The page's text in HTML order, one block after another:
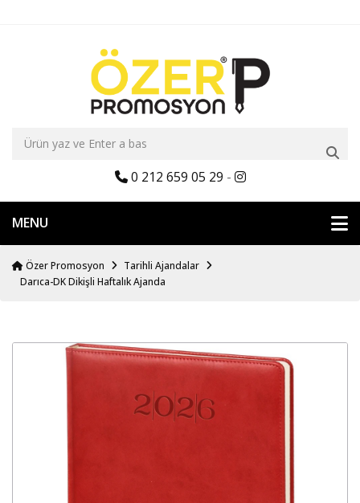
0 212 659 05 29 -
MENU
Özer Promosyon
Tarihli Ajandalar
Darıca-DK Dikişli Haftalık Ajanda